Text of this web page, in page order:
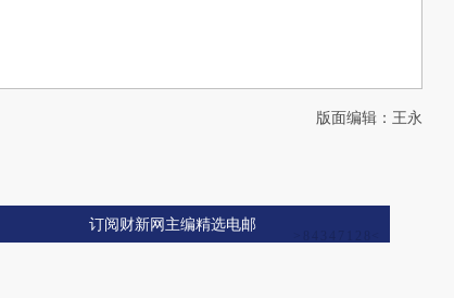
版面编辑：王永
订阅财新网主编精选电邮